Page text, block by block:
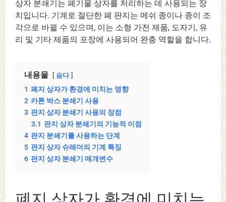
상자 분쇄기는 폐기물 상자를 처리하는 데 사용되는 장
치입니다. 기계로 절단한 폐 판지는 메쉬 종이나 종이 조
각으로 바뀔 수 있으며, 이는 소형 ​​가전 제품, 도자기, 유
리 및 기타 제품의 포장에 사용되어 완충 역할을 합니다.
내용물 숨다
1 폐지 상자가 환경에 미치는 영향
2 카톤 박스 분쇄기 사용
3 판지 상자 분쇄기 사용의 장점
3.1 판지 상자 분쇄기의 기능적 이점
4 판지 분쇄기를 사용하는 단계
5 판지 상자 슈레더의 기계 특징
6 판지 상자 분쇄기 매개변수